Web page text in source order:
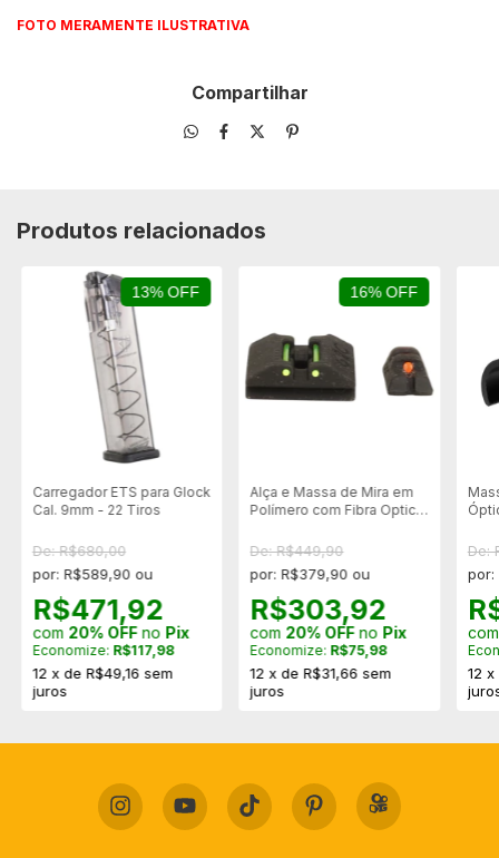
FOTO MERAMENTE ILUSTRATIVA
Compartilhar
Produtos relacionados
13% OFF
Carregador ETS para Glock
Cal. 9mm - 22 Tiros
De: R$680,00
por: R$589,90 ou
R$471,92
com 20% OFFno Pix
Economize: R$117,98
12 x de R$49,16 sem
juros
16% OFF
Alça e Massa de Mira em
Polímero com Fibra Optica
De: R$449,90
por: R$379,90 ou
R$303,92
com 20% OFFno Pix
Economize: R$75,98
12 xdeR$31,66 sem
juros
De:
por:
12 x